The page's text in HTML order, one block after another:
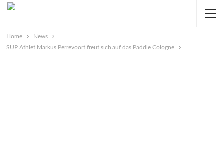
Home
News
SUP Athlet Markus Perrevoort freut sich auf das Paddle Cologne